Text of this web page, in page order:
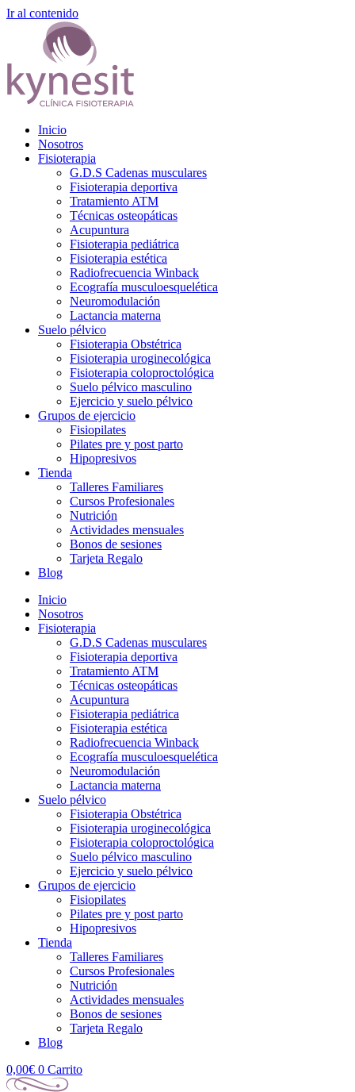
Ir al contenido
Inicio
Nosotros
Fisioterapia
G.D.S Cadenas musculares
Fisioterapia deportiva
Tratamiento ATM
Técnicas osteopáticas
Acupuntura
Fisioterapia pediátrica
Fisioterapia estética
Radiofrecuencia Winback
Ecografía musculoesquelética
Neuromodulación
Lactancia materna
Suelo pélvico
Fisioterapia Obstétrica
Fisioterapia uroginecológica
Fisioterapia coloproctológica
Suelo pélvico masculino
Ejercicio y suelo pélvico
Grupos de ejercicio
Fisiopilates
Pilates pre y post parto
Hipopresivos
Tienda
Talleres Familiares
Cursos Profesionales
Nutrición
Actividades mensuales
Bonos de sesiones
Tarjeta Regalo
Blog
Inicio
Nosotros
Fisioterapia
G.D.S Cadenas musculares
Fisioterapia deportiva
Tratamiento ATM
Técnicas osteopáticas
Acupuntura
Fisioterapia pediátrica
Fisioterapia estética
Radiofrecuencia Winback
Ecografía musculoesquelética
Neuromodulación
Lactancia materna
Suelo pélvico
Fisioterapia Obstétrica
Fisioterapia uroginecológica
Fisioterapia coloproctológica
Suelo pélvico masculino
Ejercicio y suelo pélvico
Grupos de ejercicio
Fisiopilates
Pilates pre y post parto
Hipopresivos
Tienda
Talleres Familiares
Cursos Profesionales
Nutrición
Actividades mensuales
Bonos de sesiones
Tarjeta Regalo
Blog
0,00€ 0 Carrito